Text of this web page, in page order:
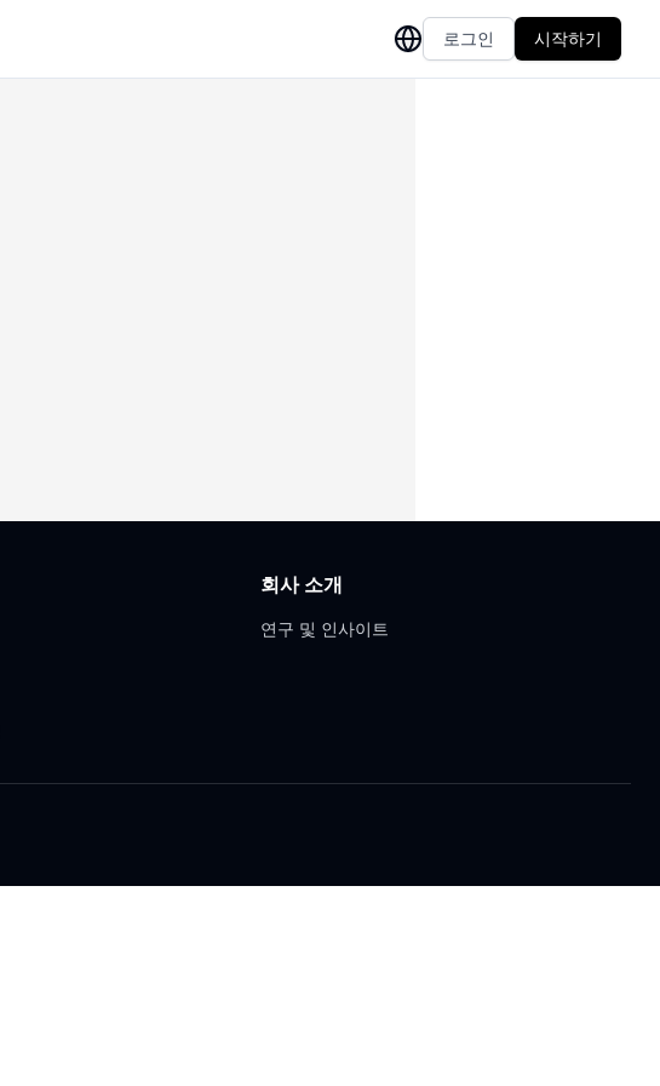
로그인 시작하기
회사 소개
연구 및 인사이트